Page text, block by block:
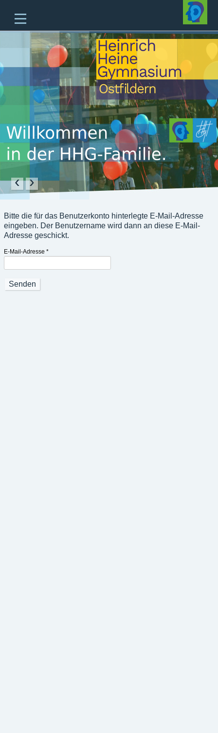
Unsere Schule
Unterricht & Angebote
Zukünftige Fünftklässler
offene Ganztagesschule
Beratung
Schulleben
Service
‹ ›
Bitte die für das Benutzerkonto hinterlegte E-Mail-Adresse
eingeben. Der Benutzername wird dann an diese E-Mail-
Adresse geschickt.
E-Mail-Adresse *
Senden